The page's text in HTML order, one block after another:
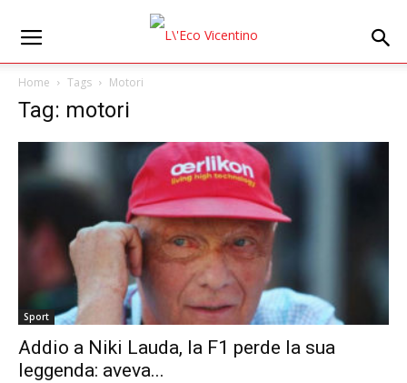
Home Tags Motori
Tag: motori
Sport
Addio a Niki Lauda, la F1 perde la sua
leggenda: aveva...